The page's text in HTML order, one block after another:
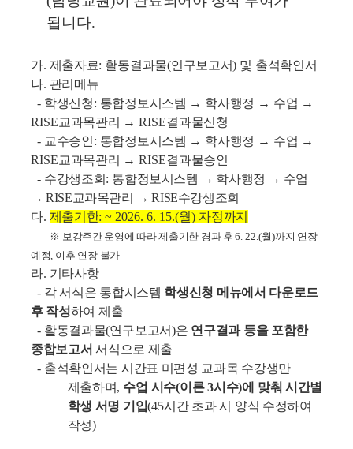
됩니다.
가. 제출자료: 활동결과물(연구보고서) 및 출석확인서
나. 관리메뉴
- 학생신청: 통합정보시스템 → 학사행정 → 수업 →
RISE교과목관리 →RISE결과물신청
- 교수승인: 통합정보시스템 → 학사행정 → 수업 →
RISE교과목관리 →RISE결과물승인
- 수강생조회 : 통합정보시스템 → 학사행정 → 수업
→RISE교과목관리 →RISE수강생조회
다. 제출기한: ~ 2026. 6. 15.(월) 자정까지
※ 보강주간 운영에 따라 제출기한 경과 후6. 22.(월)까지 연장
예정 이후 연장 불가
라. 기타사항
- 각 서식은 통합시스템 학생신청 메뉴에서 다운로드
후 작성하여 제출
- 활동결과물(연구보고서)은 연구결과 등을 포함한
종합보고서 서식으로 제출
- 출석확인서는 시간표 미편성 교과목 수강생만
제출하며, 수업 시수(이론3시수)에 맞춰 시간별
학생 서명 기입(45시간 초과 시 양식 수정하여
작성)